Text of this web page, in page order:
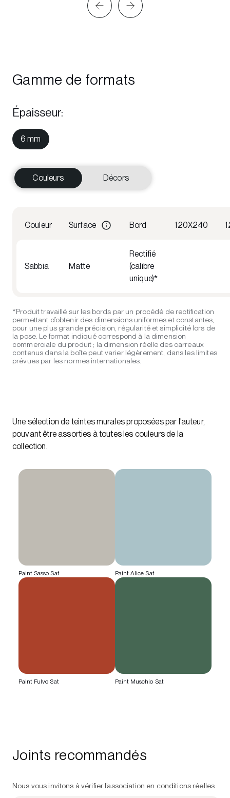
Gamme de formats
Épaisseur:
6 mm
Couleurs Décors
Couleur Surface Bord 120X240
Sabbia Matte
Rectifié
(calibre
unique)*
*Produit travaillé sur les bords par un procédé de rectification
permettant d’obtenir des dimensions uniformes et constantes,
pour une plus grande précision, régularité et simplicité lors de
la pose. Le format indiqué correspond à la dimension
commerciale du produit ; la dimension réelle des carreaux
contenus dans la boîte peut varier légèrement, dans les limites
prévues par les normes internationales.
Une sélection de teintes murales proposées par l'auteur,
pouvant être assorties à toutes les couleurs de la
collection.
Paint Sasso Sat Paint Alice Sat
Paint Fulvo Sat Paint Muschio Sat
Joints recommandés
Nous vous invitons à vérifier l’association en conditions réelles